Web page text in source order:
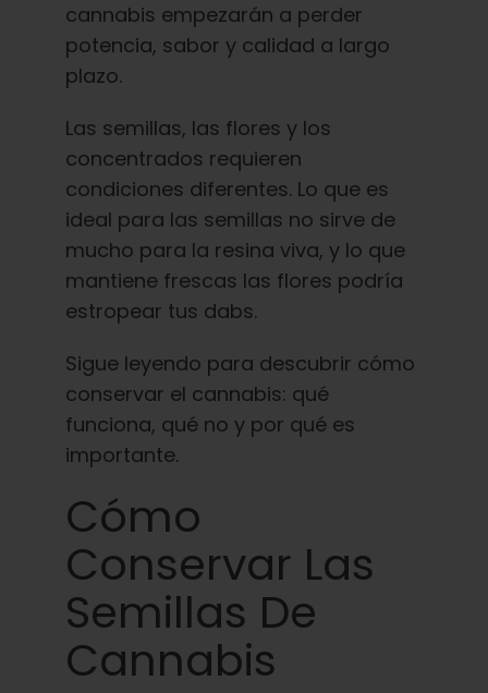
Tienda
Buscar:
cannabis empezarán a perder
potencia, sabor y calidad a largo
plazo.
Las semillas, las flores y los
concentrados requieren
condiciones diferentes. Lo que es
ideal para las semillas no sirve de
mucho para la resina viva, y lo que
mantiene frescas las flores podría
estropear tus dabs.
Sigue leyendo para descubrir cómo
conservar el cannabis: qué
funciona, qué no y por qué es
importante.
Cómo
Conservar Las
Semillas De
Cannabis